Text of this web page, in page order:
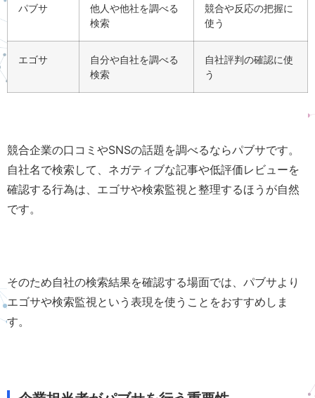
パブサ
他人や他社を調べる
検索
競合や反応の把握に
使う
エゴサ
自分や自社を調べる
検索
自社評判の確認に使
う
競合企業の口コミやSNSの話題を調べるならパブサです。
自社名で検索して、ネガティブな記事や低評価レビューを
確認する行為は、エゴサや検索監視と整理するほうが自然
です。
そのため自社の検索結果を確認する場面では、パブサより
エゴサや検索監視という表現を使うことをおすすめしま
す。